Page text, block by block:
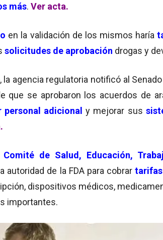
más. Ver acta.
en la validación de los mismos haría
solicitudes de aprobación drogas y
la agencia regulatoria notificó al
que se aprobaron los acuerdos de
personal adicional y mejorar sus
Comité de Salud, Educación,
autoridad de la FDA para cobrartarifas
dispositivos médicos,
importantes.